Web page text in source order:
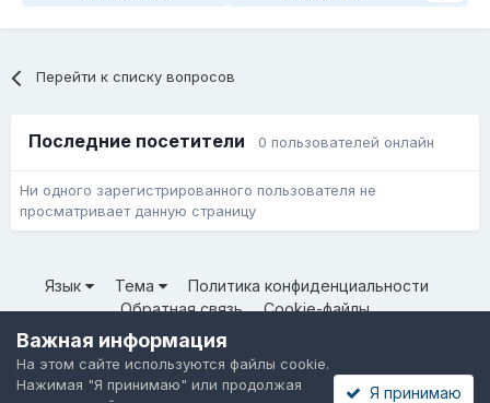
Перейти к списку вопросов
Последние посетители 0 пользователей онлайн
Ни одного зарегистрированного пользователя не
просматривает данную страницу
Язык Тема
Политика конфиденциальности
Обратная связь
Cookie-файлы
© ООО «Неткрейз» 2025
Powered by Invision Community
Важная информация
На этом сайте используются файлы cookie.
Нажимая "Я принимаю" или продолжая
Я принимаю